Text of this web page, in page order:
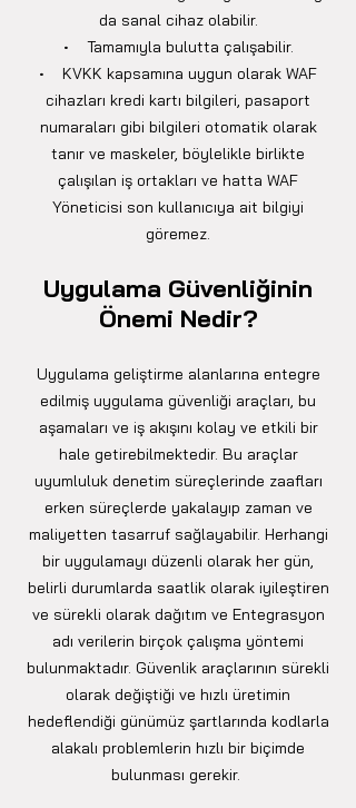
da sanal cihaz olabilir.
• Tamamıyla bulutta çalışabilir.
• KVKK kapsamına uygun olarak WAF
cihazları kredi kartı bilgileri, pasaport
numaraları gibi bilgileri otomatik olarak
tanır ve maskeler, böylelikle birlikte
çalışılan iş ortakları ve hatta WAF
Yöneticisi son kullanıcıya ait bilgiyi
göremez.
Uygulama Güvenliğinin
Önemi Nedir?
Uygulama geliştirme alanlarına entegre
edilmiş uygulama güvenliği araçları, bu
aşamaları ve iş akışını kolay ve etkili bir
hale getirebilmektedir. Bu araçlar
uyumluluk denetim süreçlerinde zaafları
erken süreçlerde yakalayıp zaman ve
maliyetten tasarruf sağlayabilir. Herhangi
bir uygulamayı düzenli olarak her gün,
belirli durumlarda saatlik olarak iyileştiren
ve sürekli olarak dağıtım ve Entegrasyon
adı verilerin birçok çalışma yöntemi
bulunmaktadır. Güvenlik araçlarının sürekli
olarak değiştiği ve hızlı üretimin
hedeflendiği günümüz şartlarında kodlarla
alakalı problemlerin hızlı bir biçimde
bulunması gerekir.